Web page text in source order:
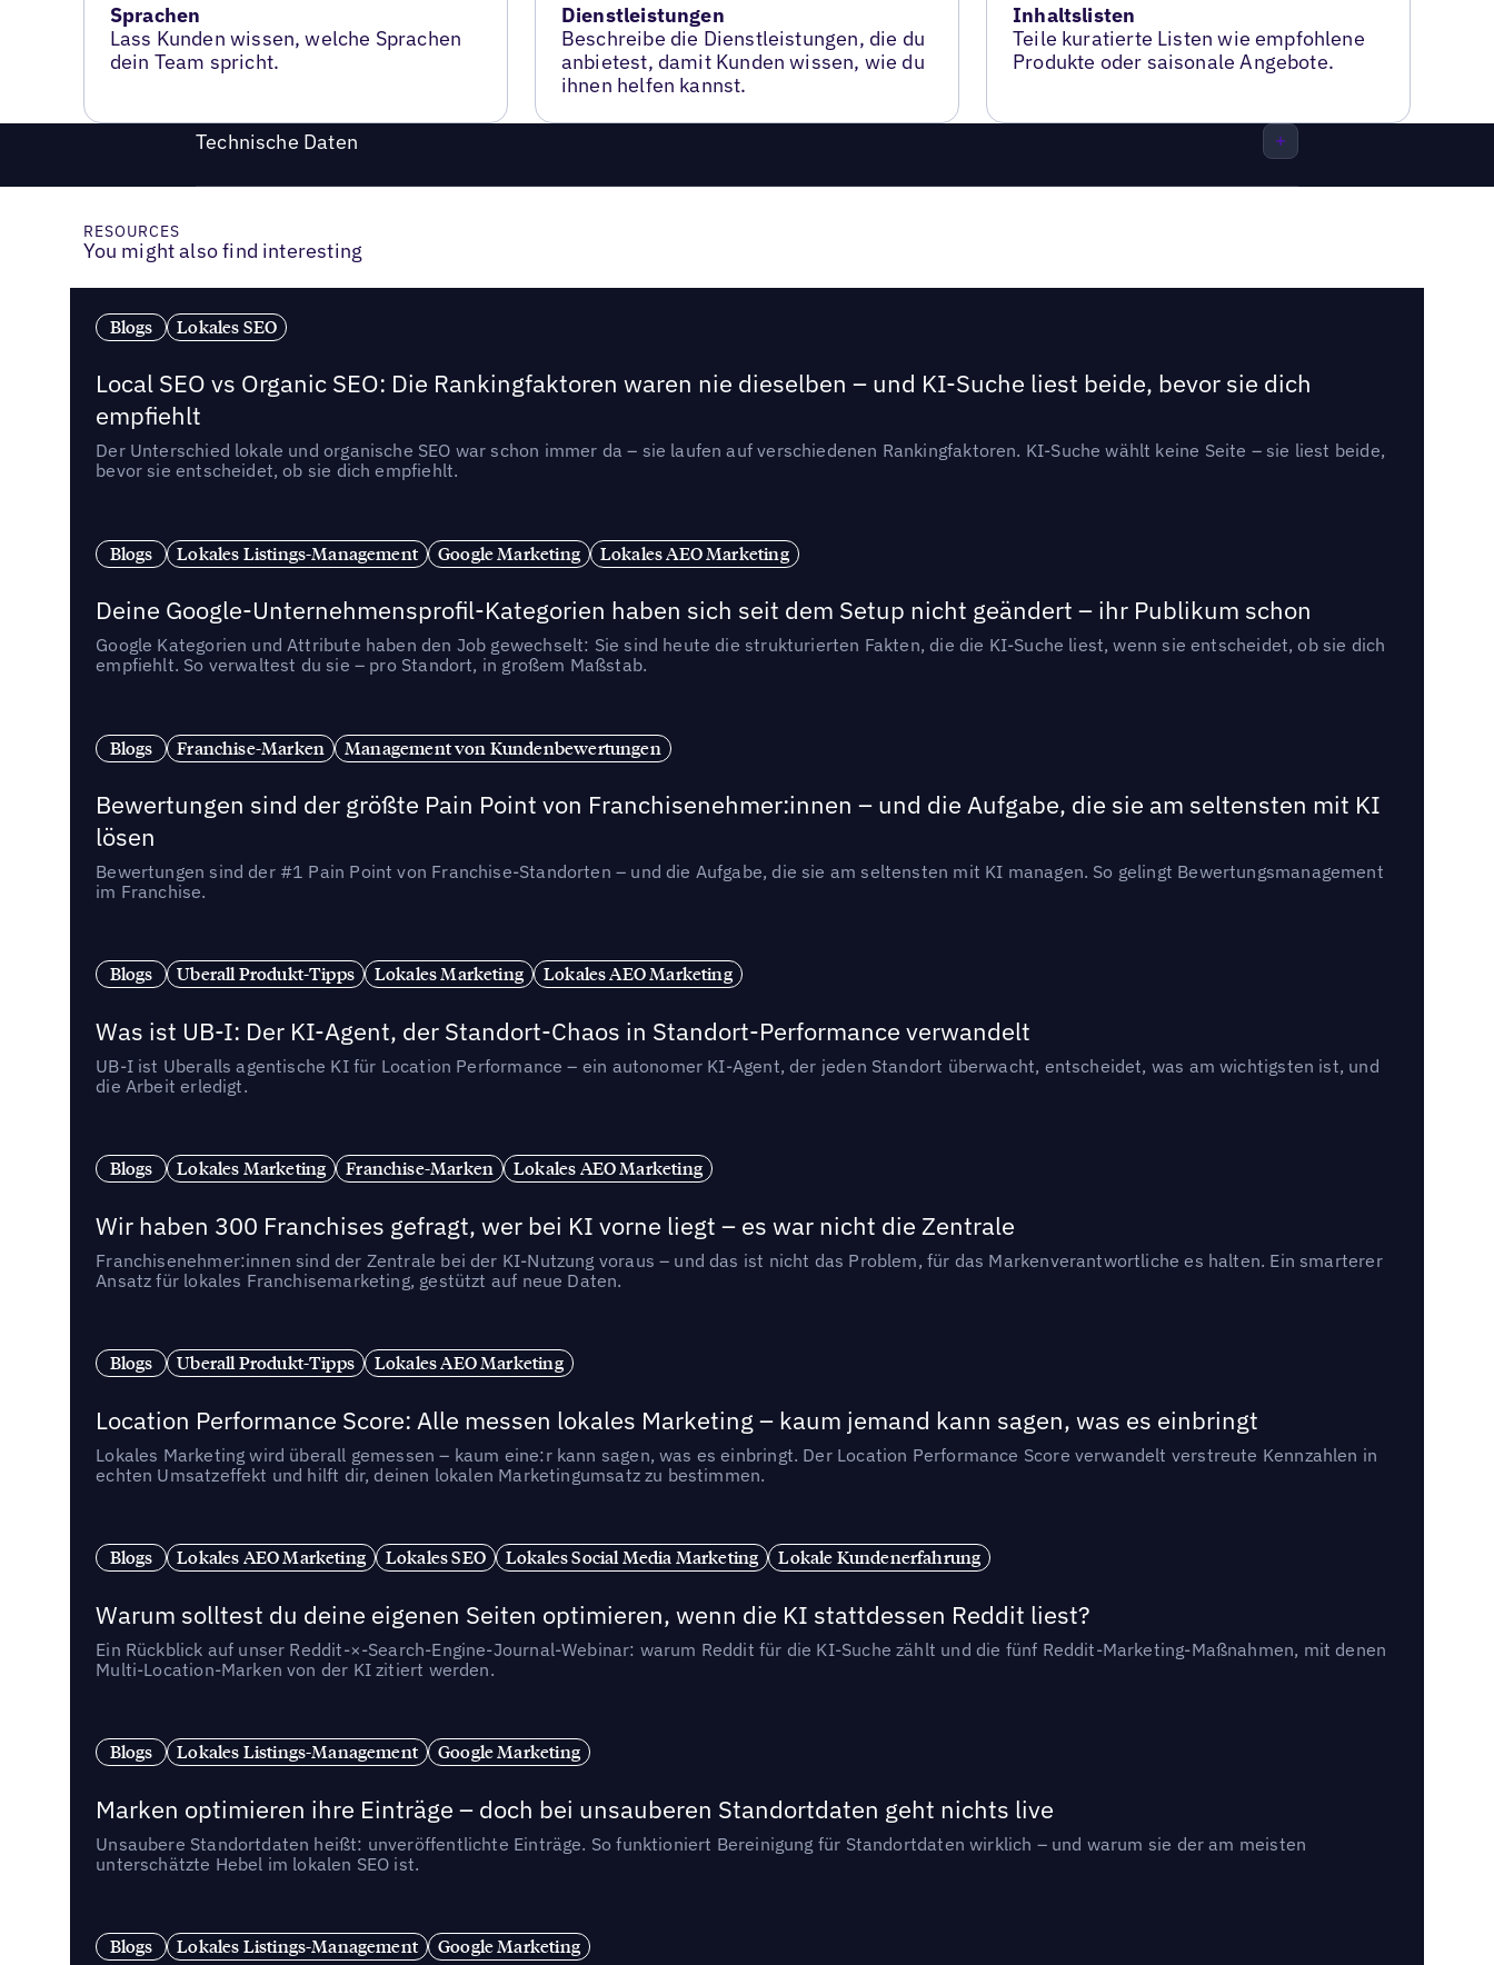
Sprachen
Lass Kunden wissen, welche Sprachen
dein Team spricht.
Dienstleistungen
Beschreibe die Dienstleistungen, die du
anbietest, damit Kunden wissen, wie du
ihnen helfen kannst.
Inhaltslisten
Teile kuratierte Listen wie empfohlene
Produkte oder saisonale Angebote.
Technische Daten
RESOURCES
You might also find interesting
Blogs Lokales SEO
Local SEO vs Organic SEO: Die Rankingfaktoren waren nie dieselben – und KI-Suche liest beide, bevor sie dich
empfiehlt
Der Unterschied lokale und organische SEO war schon immer da – sie laufen auf verschiedenen Rankingfaktoren. KI-Suche wählt keine Seite – sie liest beide,
bevor sie entscheidet, ob sie dich empfiehlt.
Blogs Lokales Listings-Management Google Marketing Lokales AEO Marketing
Deine Google-Unternehmensprofil-Kategorien haben sich seit dem Setup nicht geändert – ihr Publikum schon
Google Kategorien und Attribute haben den Job gewechselt: Sie sind heute die strukturierten Fakten, die die KI-Suche liest, wenn sie entscheidet, ob sie dich
empfiehlt. So verwaltest du sie – pro Standort, in großem Maßstab.
Blogs Franchise-Marken Management von Kundenbewertungen
Bewertungen sind der größte Pain Point von Franchisenehmer:innen – und die Aufgabe, die sie am seltensten mit KI
lösen
Bewertungen sind der #1 Pain Point von Franchise-Standorten – und die Aufgabe, die sie am seltensten mit KI managen. So gelingt Bewertungsmanagement
im Franchise.
Blogs Uberall Produkt-Tipps Lokales Marketing Lokales AEO Marketing
Was ist UB-I: Der KI-Agent, der Standort-Chaos in Standort-Performance verwandelt
UB-I ist Uberalls agentische KI für Location Performance – ein autonomer KI-Agent, der jeden Standort überwacht, entscheidet, was am wichtigsten ist, und
die Arbeit erledigt.
Blogs Lokales Marketing Franchise-Marken Lokales AEO Marketing
Wir haben 300 Franchises gefragt, wer bei KI vorne liegt – es war nicht die Zentrale
Franchisenehmer:innen sind der Zentrale bei der KI-Nutzung voraus – und das ist nicht das Problem, für das Markenverantwortliche es halten. Ein smarterer
Ansatz für lokales Franchisemarketing, gestützt auf neue Daten.
Blogs Uberall Produkt-Tipps Lokales AEO Marketing
Location Performance Score: Alle messen lokales Marketing – kaum jemand kann sagen, was es einbringt
Lokales Marketing wird überall gemessen – kaum eine:r kann sagen, was es einbringt. Der Location Performance Score verwandelt verstreute Kennzahlen in
echten Umsatzeffekt und hilft dir, deinen lokalen Marketingumsatz zu bestimmen.
Blogs Lokales AEO Marketing Lokales SEO Lokales Social Media Marketing Lokale Kundenerfahrung
Warum solltest du deine eigenen Seiten optimieren, wenn die KI stattdessen Reddit liest?
Ein Rückblick auf unser Reddit-×-Search-Engine-Journal-Webinar: warum Reddit für die KI-Suche zählt und die fünf Reddit-Marketing-Maßnahmen, mit denen
Multi-Location-Marken von der KI zitiert werden.
Blogs Lokales Listings-Management Google Marketing
Marken optimieren ihre Einträge – doch bei unsauberen Standortdaten geht nichts live
Unsaubere Standortdaten heißt: unveröffentlichte Einträge. So funktioniert Bereinigung für Standortdaten wirklich – und warum sie der am meisten
unterschätzte Hebel im lokalen SEO ist.
Blogs Lokales Listings-Management Google Marketing